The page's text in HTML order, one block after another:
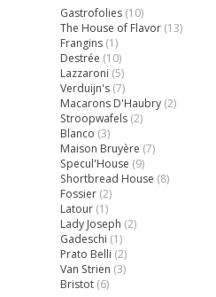
Gastrofolies (10)
The House of Flavor (13)
Frangins (1)
Destrée (10)
Lazzaroni (5)
Verduijn's (7)
Macarons D'Haubry (2)
Stroopwafels (2)
Blanco (3)
Maison Bruyère (7)
Specul'House (9)
Shortbread House (8)
Fossier (2)
Latour (1)
Lady Joseph (2)
Gadeschi (1)
Prato Belli (2)
Van Strien (3)
Bristot (6)